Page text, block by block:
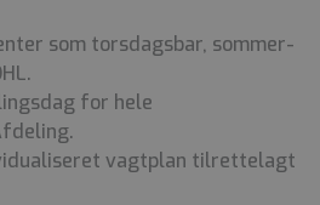
som torsdagsbar, sommer-
for hele
vagtplan tilrettelagt